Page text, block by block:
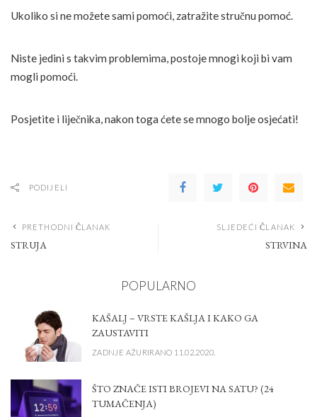
Ukoliko si ne možete sami pomoći, zatražite stručnu pomoć.
Niste jedini s takvim problemima, postoje mnogi koji bi vam
mogli pomoći.
Posjetite i liječnika, nakon toga ćete se mnogo bolje osjećati!
PODIJELI
PRETHODNI ČLANAK
STRUJA
SLJEDEĆI ČLANAK
STRVINA
POPULARNO
KAŠALJ – VRSTE KAŠLJA I KAKO GA
ZAUSTAVITI
ZADNJE AŽURIRANO 11.02.2020.
ŠTO ZNAČE ISTI BROJEVI NA SATU? (24
TUMAČENJA)